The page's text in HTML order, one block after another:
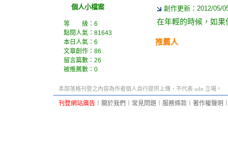
個人小檔案
等 級：6
點閱人氣：81643
本日人氣：6
文章創作：86
留言篇數：26
被推薦數： 0
創作更新：2012/05/
在年輕的時候，如
推薦人
本部落格刊登之內容為作者個人自行提供上傳，不代表 udn 立場。
刊登網站廣告 關於我們 常見問題 服務條款 著作權聲明